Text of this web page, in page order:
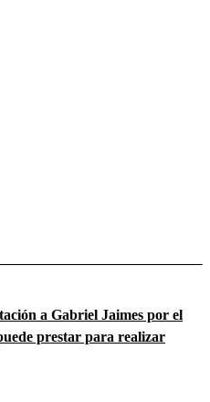
a Gabriel Jaimes por el
prestar para realizar